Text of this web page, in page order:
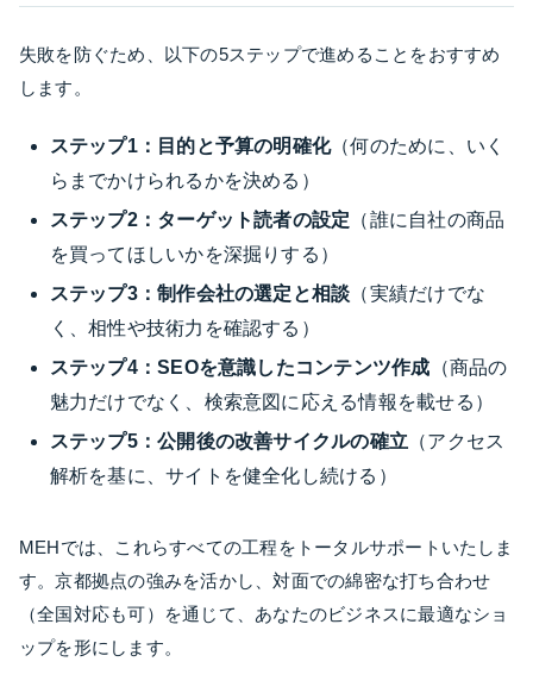
失敗を防ぐため、以下の5ステップで進めることをおすすめ
します。
ステップ1：目的と予算の明確化（何のために、いく
らまでかけられるかを決める）
ステップ2：ターゲット読者の設定 （誰に自社の商品
を買ってほしいかを深掘りする）
ステップ3：制作会社の選定と相談 （実績だけでな
く、相性や技術力を確認する）
ステップ4：SEOを意識したコンテンツ作成 （商品の
魅力だけでなく、検索意図に応える情報を載せる）
ステップ5：公開後の改善サイクルの確立 （アクセス
解析を基に、サイトを健全化し続ける）
MEHでは、これらすべての工程をトータルサポートいたしま
す。京都拠点の強みを活かし、対面での綿密な打ち合わせ
（全国対応も可）を通じて、あなたのビジネスに最適なショ
ップを形にします。